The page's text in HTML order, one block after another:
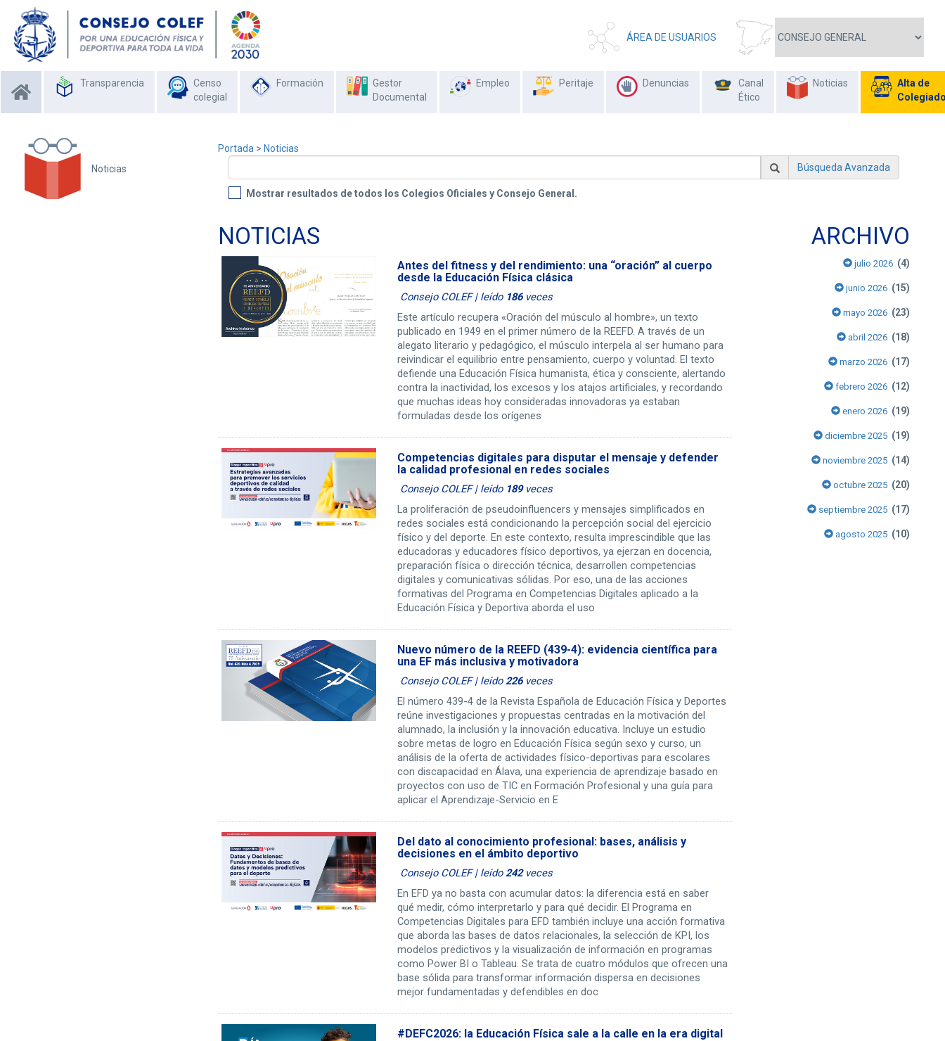
ÁREA DE USUARIOS
Transparencia
Censo
colegial
Formación
Gestor
Documental
Empleo Peritaje Denuncias
Canal
Ético
Noticias
Alta de
Noticias
Portada > Noticias
Búsqueda Avanzada
Mostrar resultados de todos los Colegios Oficiales y Consejo General.
NOTICIAS
Antes del fitness y del rendimiento: una “oración” al cuerpo
desde la Educación Física clásica
Consejo COLEF | leído 186veces
Este artículo recupera «Oración del músculo al hombre», un texto
publicado en 1949 en el primer número de la REEFD. A través de un
alegato literario y pedagógico, el músculo interpela al ser humano para
reivindicar el equilibrio entre pensamiento, cuerpo y voluntad. El texto
defiende una Educación Física humanista, ética y consciente, alertando
contra la inactividad, los excesos y los atajos artificiales, y recordando
que muchas ideas hoy consideradas innovadoras ya estaban
formuladas desde los orígenes
Competencias digitales para disputar el mensaje y defender
la calidad profesional en redes sociales
Consejo COLEF | leído 189veces
La proliferación de pseudoinfluencers y mensajes simplificados en
redes sociales está condicionando la percepción social del ejercicio
físico y del deporte. En este contexto, resulta imprescindible que las
educadoras y educadores físico deportivos, ya ejerzan en docencia,
preparación física o dirección técnica, desarrollen competencias
digitales y comunicativas sólidas. Por eso, una de las acciones
formativas del Programa en Competencias Digitales aplicado a la
Educación Física y Deportiva aborda el uso
Nuevo número de la REEFD (439-4): evidencia científica para
una EF más inclusiva y motivadora
Consejo COLEF | leído226veces
El número 439-4 de la Revista Española de Educación Física y Deportes
reúne investigaciones y propuestas centradas en la motivación del
alumnado, la inclusión y la innovación educativa. Incluye un estudio
sobre metas de logro en Educación Física según sexo y curso, un
análisis de la oferta de actividades físico-deportivas para escolares
con discapacidad en Álava, una experiencia de aprendizaje basado en
proyectos con uso de TIC en Formación Profesional y una guía para
aplicar el Aprendizaje-Servicio en E
Del dato al conocimiento profesional: bases, análisis y
decisiones en el ámbito deportivo
Consejo COLEF | leído242veces
En EFD ya no basta con acumular datos: la diferencia está en saber
qué medir, cómo interpretarlo y para qué decidir. El Programa en
Competencias Digitales para EFD también incluye una acción formativa
que aborda las bases de datos relacionales, la selección de KPI, los
modelos predictivos y la visualización de información en programas
como Power BI o Tableau. Se trata de cuatro módulos que ofrecen una
base sólida para transformar información dispersa en decisiones
mejor fundamentadas y defendibles en doc
#DEFC2026: la Educación Física sale a la calle en la era digital
ARCHIVO
julio 2026 (4)
junio 2026 (15)
mayo 2026 (23)
abril 2026 (18)
marzo 2026 (17)
febrero 2026 (12)
enero 2026 (19)
diciembre 2025 (19)
noviembre 2025 (14)
octubre 2025 (20)
septiembre 2025 (17)
agosto 2025 (10)